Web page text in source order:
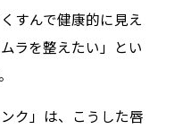
すんで健康的に見え
ラを整えたい」とい
ク」は、こうした唇